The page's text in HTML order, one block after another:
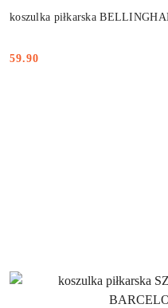
koszulka piłkarska
Cena:
59.90